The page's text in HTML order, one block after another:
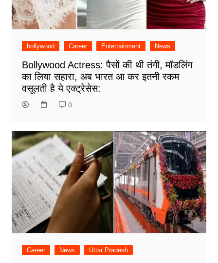
bollywood Career Entertainment News
Bollywood Actress: पैसों की थी तंगी, मॉडलिंग
का लिया सहारा, अब भारत आ कर इतनी रकम
वसूलती है ये एक्ट्रेसेस:
0
Career News Uttar Pradesh